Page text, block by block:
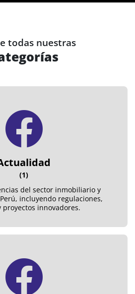
todas nuestras
(1)
del sector inmobiliario y
incluyendo regulaciones,
proyectos innovadores.